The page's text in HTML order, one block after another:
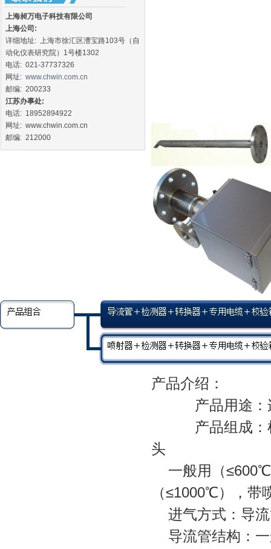
上海昶万电子科技有限公司
上海公司:
详细地址: 上海市徐汇区漕宝路103号（自
动化仪表研究院）1号楼1302
电话: 021-37737326
网址: www.chwin.com.cn
邮编: 200233
江苏办事处:
电话: 18952894922
网址: www.chwin.com.cn
邮编: 212000
产品介绍：
产品用途：连
产品组成：检
头
一般用（≤600℃
（≤1000℃），
进气方式：导流
导流管结构：一